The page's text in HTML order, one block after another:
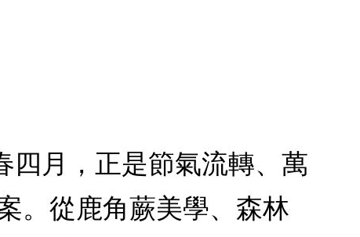
四月，正是節氣流轉、萬
。從鹿角蕨美學、森林